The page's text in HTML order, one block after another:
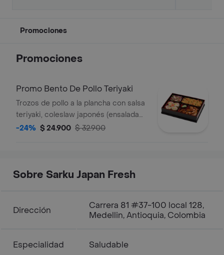
Promociones
Promociones
Promo Bento De Pollo Teriyaki
Trozos de pollo a la plancha con salsa
teriyaki, coleslaw japonés (ensalada
de repollo y zanahoria), 4 bocados de
-24% $ 24.900 $ 32.900
Sobre Sarku Japan Fresh
Dirección
Carrera 81 #37-100 local 128,
Medellin, Antioquia, Colombia
Especialidad Saludable